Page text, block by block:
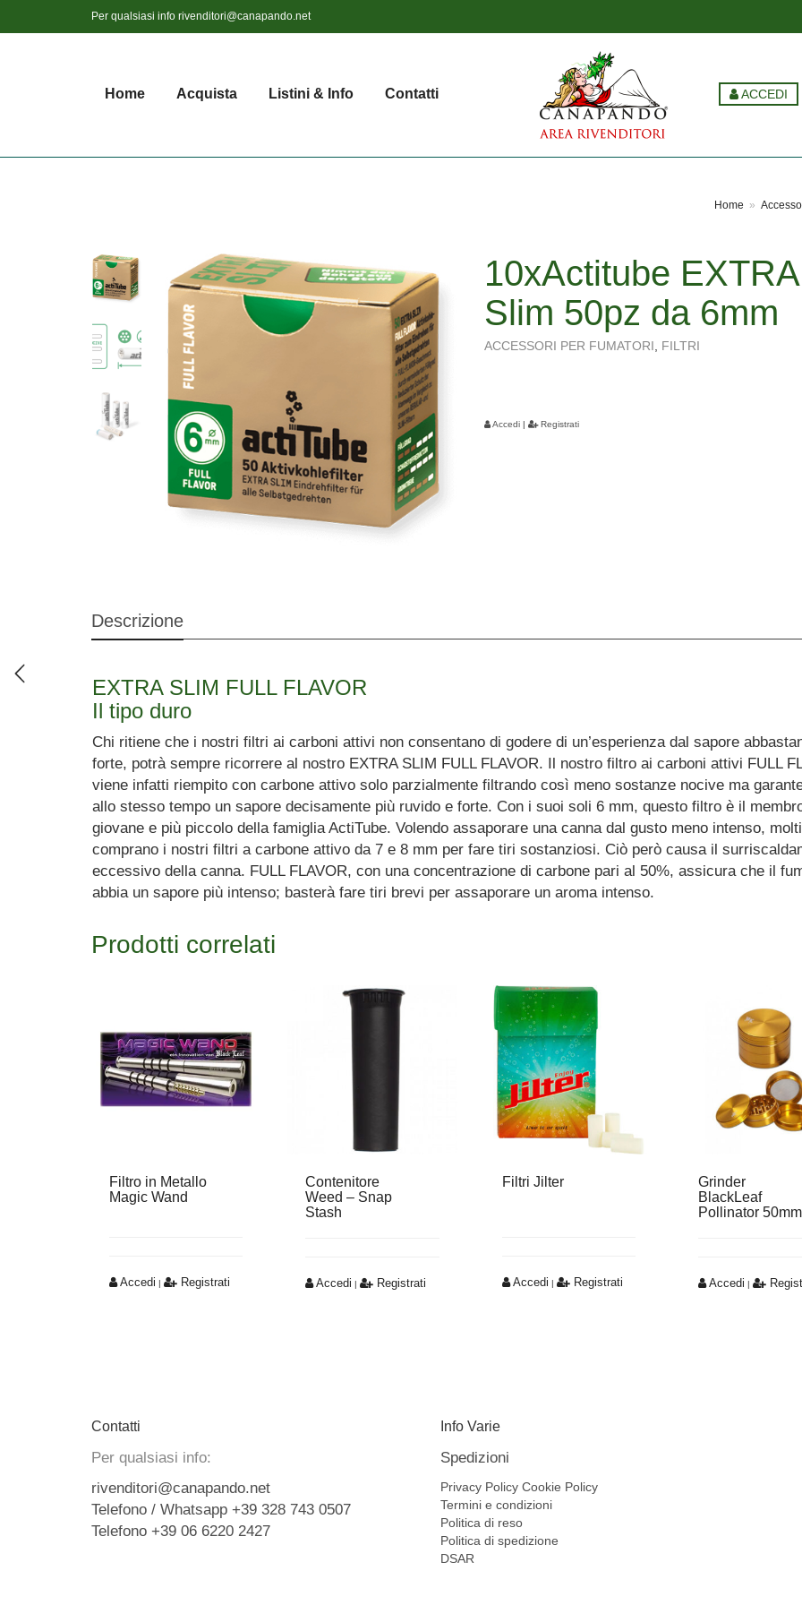
Per qualsiasi info rivenditori@canapando.net
Home Acquista Listini & Info Contatti ACCEDI
Home »
10xActitube EXTRA
Slim 50pz da 6mm
ACCESSORI PER FUMATORI FILTRI
Accedi| Registrati
Descrizione
EXTRA SLIM FULL FLAVOR
Il tipo duro
Chi ritiene che i nostri filtri ai carboni attivi non consentano di godere di un’esperienza dal sapore
forte, potrà sempre ricorrere al nostro EXTRA SLIM FULL FLAVOR. Il nostro filtro ai carboni attivi FULL
viene infatti riempito con carbone attivo solo parzialmente filtrando così meno sostanze nocive ma
allo stesso tempo un sapore decisamente più ruvido e forte. Con i suoi soli 6 mm, questo filtro è il
giovane e più piccolo della famiglia ActiTube. Volendo assaporare una canna dal gusto meno intenso,
comprano i nostri filtri a carbone attivo da 7 e 8 mm per fare tiri sostanziosi. Ciò però causa il
eccessivo della canna. FULL FLAVOR, con una concentrazione di carbone pari al 50%, assicura che il
abbia un sapore più intenso; basterà fare tiri brevi per assaporare un aroma intenso.
Prodotti correlati
Filtro in Metallo
Magic Wand
Accedi Registrati
Contenitore
Weed – Snap
Stash
Accedi | Registrati
Filtri Jilter
Accedi Registrati
Grinder
BlackLeaf
Pollinator 50mm
Accedi |
Contatti
Per qualsiasi info:
rivenditori@canapando.net
Telefono / Whatsapp +39 328 743 0507
Telefono +39 06 6220 2427
Info Varie
Spedizioni
Privacy Policy Cookie Policy
Termini e condizioni
Politica di reso
Politica di spedizione
DSAR